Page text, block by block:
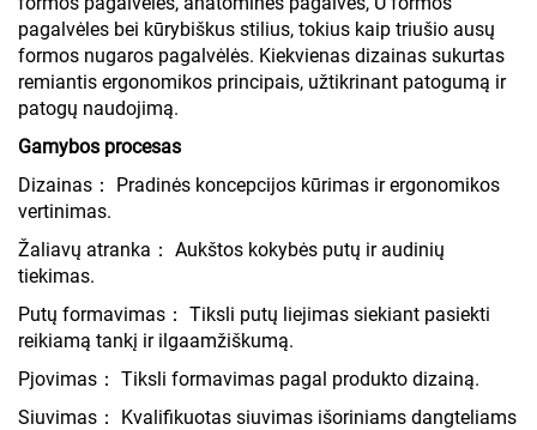
pagalvėles bei kūrybiškus stilius, tokius kaip triušio ausų
formos nugaros pagalvėlės. Kiekvienas dizainas sukurtas
remiantis ergonomikos principais, užtikrinant patogumą ir
patogų naudojimą.
Gamybos procesas
Dizainas： Pradinės koncepcijos kūrimas ir ergonomikos
vertinimas.
Žaliavų atranka： Aukštos kokybės putų ir audinių
tiekimas.
Putų formavimas： Tiksli putų liejimas siekiant pasiekti
reikiamą tankį ir ilgaamžiškumą.
Pjovimas： Tiksli formavimas pagal produkto dizainą.
Siuvimas： Kvalifikuotas siuvimas išoriniams dangteliams